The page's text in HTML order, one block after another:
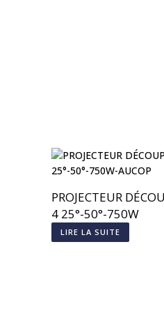
PROJECTEUR
4 25°-50°-750W
LIRE LA SUITE